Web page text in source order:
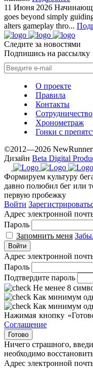
11 Июня 2026
goes beyond simply
alters gameplay thro...
Следите за новостями
Подпишись на рассылку
О проекте
Правила
Контакты
Сотрудничество
Хронометраж
Гонки с
©2012—2026
Дизайн Beta Digital
Формируем культуру
давно полюбил бег или
первую пробежку
Войти
Адрес электронной
Пароль
Запомнить меня
Войти
Адрес электронной
Пароль
Подтвердите пароль
Не менее 8
Как минимум
Как минимум
Нажимая кнопку
Соглашение
Готово
Ничего страшного,
необходимо
Адрес электронной